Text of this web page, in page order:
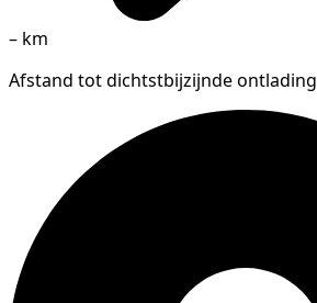
– km
Afstand tot dichtstbijzijnde ontlading